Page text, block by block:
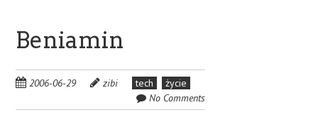
Beniamin
2006-06-29 zibi tech
życie
No Comments